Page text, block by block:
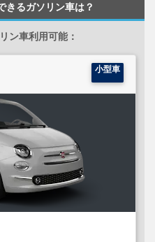
るガソリン車は？
ン車利用可能：
小型車